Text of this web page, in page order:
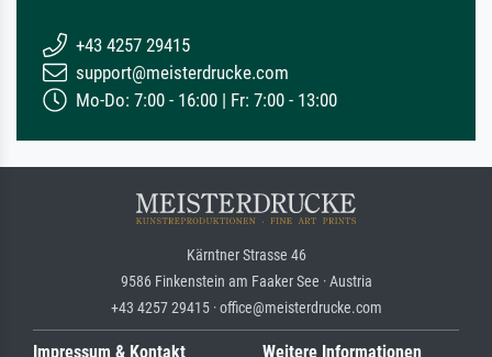
+43 4257 29415
support@meisterdrucke.com
Mo-Do: 7:00 - 16:00 | Fr: 7:00 - 13:00
Kärntner Strasse 46
9586 Finkenstein am Faaker See · Austria
+43 4257 29415 · office@meisterdrucke.com
Impressum & Kontakt Weitere Informationen